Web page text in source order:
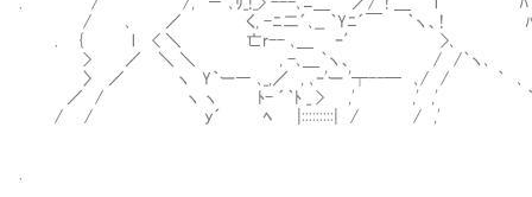
/ ､ ／ く, -ﾆ二´､__ ｀Yﾆ´￣ ｀ヽ、!
. { l < ＼ 亡r-- ､＿ ｰ′ >､
> ／ ＼ ＼ , -､＿｀ヽ、 / /｀ヽ､
〉 ／ ヽ Y｀ー― ､_,／ , ､‐'ー '┬--─ ､/ / ｀ ､
／ / ヽ ヽ ﾄ- ´｀ﾄ _ > ,' ,' ,' ｀､
/ / y´ ﾍ |:::::::::| / / ,' ｀